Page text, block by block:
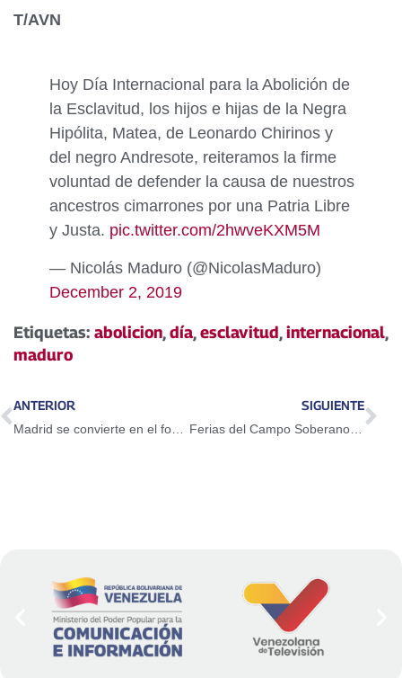
T/AVN
Hoy Día Internacional para la Abolición de
la Esclavitud, los hijos e hijas de la Negra
Hipólita, Matea, de Leonardo Chirinos y
del negro Andresote, reiteramos la firme
voluntad de defender la causa de nuestros
ancestros cimarrones por una Patria Libre
y Justa. pic.twitter.com/2hwveKXM5M
— Nicolás Maduro (@NicolasMaduro)
December 2, 2019
Etiquetas: abolicion,día,esclavitud,internacional,
maduro
ANTERIOR SIGUIENTE
Ferias del Campo Soberano beneficiaron a más de mil familias en Falcón